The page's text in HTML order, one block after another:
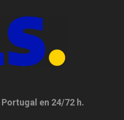
en 24/72 h.